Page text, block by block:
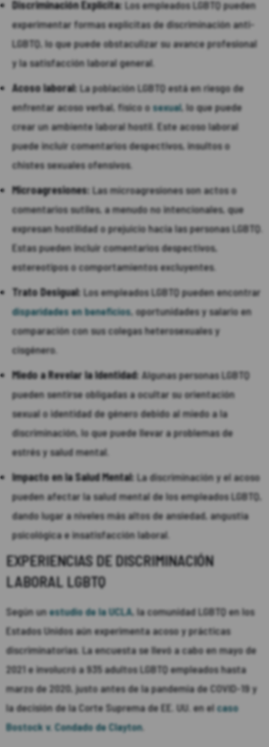
Discriminación Explícita: Los empleados LGBTQ pueden
experimentar formas explícitas de discriminación anti-
LGBTQ, lo que puede obstaculizar su avance profesional
y la satisfacción laboral general.
Acoso laboral: La población LGBTQ está en riesgo de
enfrentar acoso verbal, físico osexual, lo que puede
crear un ambiente laboral hostil. Este acoso laboral
puede incluir comentarios despectivos, insultos o
chistes sexuales ofensivos.
Microagresiones: Las microagresiones son actos o
comentarios sutiles, a menudo no intencionales, que
expresan hostilidad o prejuicio hacia las personas LGBTQ.
Estas pueden incluir comentarios despectivos,
estereotipos o comportamientos excluyentes.
Trato Desigual: Los empleados LGBTQ pueden encontrar
disparidades en beneficios, oportunidades y salario en
comparación con sus colegas heterosexuales y
cisgénero.
Miedo a Revelar la Identidad: Algunas personas LGBTQ
pueden sentirse obligadas a ocultar su orientación
sexual o identidad de género debido al miedo a la
discriminación, lo que puede llevar a problemas de
estrés y salud mental.
Impacto en la Salud Mental: La discriminación y el acoso
pueden afectar la salud mental de los empleados LGBTQ,
dando lugar a niveles más altos de ansiedad, angustia
psicológica e insatisfacción laboral.
EXPERIENCIAS DE DISCRIMINACIÓN
LABORAL LGBTQ
Según unestudio de la UCLA, la comunidad LGBTQ en los
Estados Unidos aún experimenta acoso y prácticas
discriminatorias. La encuesta se llevó a cabo en mayo de
2021 e involucró a 935 adultos LGBTQ empleados hasta
marzo de 2020, justo antes de la pandemia de COVID-19 y
la decisión de la Corte Suprema de EE. UU. en elcaso
Bostock v. Condado de Clayton.